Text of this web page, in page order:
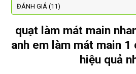
xịn
miễn
phí.
Rất
ĐÁNH GIÁ (11)
quạt làm mát main
anh em làm mát main
hiệu quả